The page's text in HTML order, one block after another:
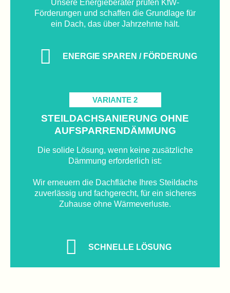
Unsere Energieberater prüfen KfW-
Förderungen und schaffen die Grundlage für
ein Dach, das über Jahrzehnte hält.
ENERGIE SPAREN / FÖRDERUNG
VARIANTE 2
STEILDACHSANIERUNG OHNE
AUFSPARRENDÄMMUNG
Die solide Lösung, wenn keine zusätzliche
Dämmung erforderlich ist:
Wir erneuern die Dachfläche Ihres Steildachs
zuverlässig und fachgerecht, für ein sicheres
Zuhause ohne Wärmeverluste.
SCHNELLE LÖSUNG